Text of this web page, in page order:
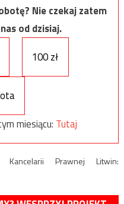
Nie czekaj zatem
od dzisiaj.
100 zł
miesiącu: Tutaj
Prawnej Litwin: